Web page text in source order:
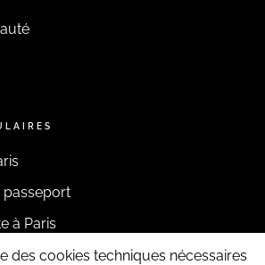
passeport
à Paris
des cookies techniques nécessaires